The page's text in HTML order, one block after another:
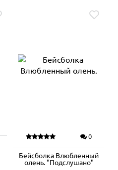
0
Бейсболка Влюбленный
олень. "Подслушано"